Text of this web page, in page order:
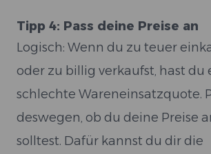
Tipp 4: Pass deine Preise an
Logisch: Wenn du zu teuer
oder zu billig verkaufst, hast du
schlechte Wareneinsatzquote.
deswegen, ob du deine Preise
solltest. Dafür kannst du dir die